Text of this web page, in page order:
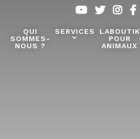
QUI
SOMMES-
NOUS ?
SERVICES
LABOUTIK
POUR
ANIMAUX